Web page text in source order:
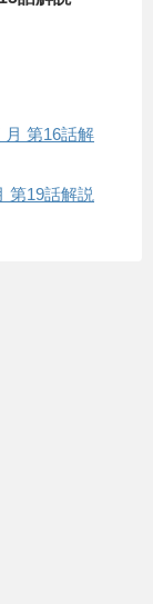
第16話解
19話解説